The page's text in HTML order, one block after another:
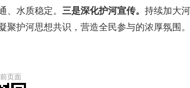
、水质稳定。 三是深化护河宣传。 持续加大
护河思想共识，营造全民参与的浓厚氛围。
页面